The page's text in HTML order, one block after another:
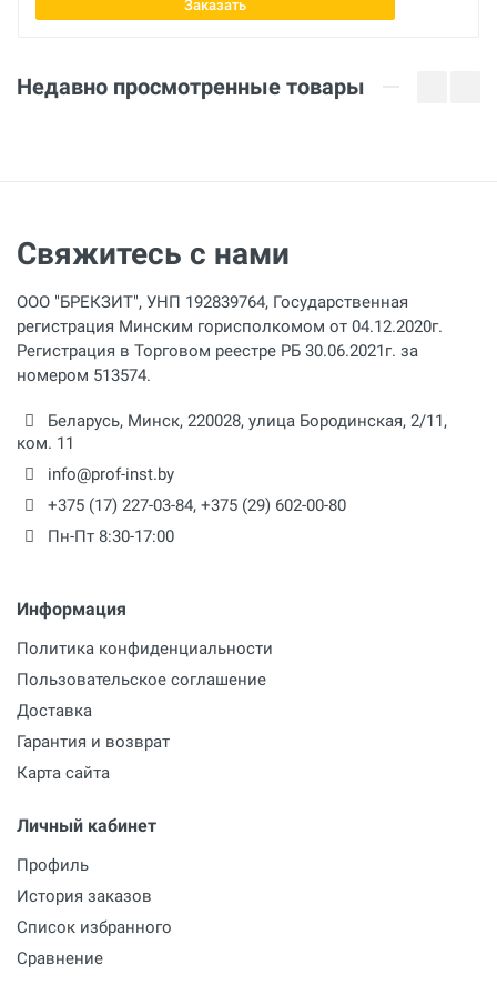
Диаметр трубы
Сегменты
Ваше имя
Email
Ваше сообщение
Отправить отзыв
Заказать
Недавно просмотренные товары
Свяжитесь с нами
ООО "БРЕКЗИТ", УНП 192839764, Государственная
регистрация Минским горисполкомом от 04.12.2020г.
Регистрация в Торговом реестре РБ 30.06.2021г. за
номером 513574.
Беларусь, Минск, 220028, улица Бородинская, 2/11,
ком. 11
info@prof-inst.by
+375 (17) 227-03-84, +375 (29) 602-00-80
Пн-Пт 8:30-17:00
Информация
Политика конфиденциальности
Пользовательское соглашение
Доставка
Гарантия и возврат
Карта сайта
Личный кабинет
Профиль
История заказов
Список избранного
Сравнение